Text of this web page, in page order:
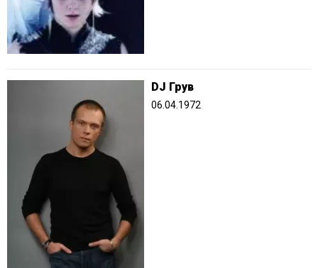
DJ Грув
06.04.1972